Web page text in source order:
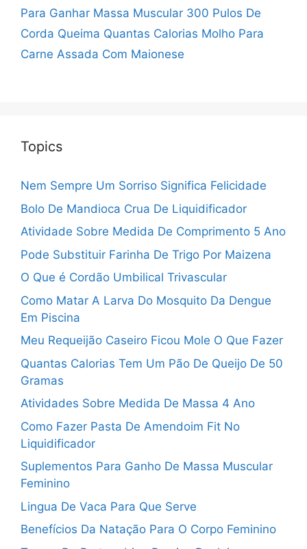
Para Ganhar Massa Muscular 300 Pulos De
Corda Queima Quantas Calorias Molho Para
Carne Assada Com Maionese
Topics
Nem Sempre Um Sorriso Significa Felicidade
Bolo De Mandioca Crua De Liquidificador
Atividade Sobre Medida De Comprimento 5 Ano
Pode Substituir Farinha De Trigo Por Maizena
O Que é Cordão Umbilical Trivascular
Como Matar A Larva Do Mosquito Da Dengue
Em Piscina
Meu Requeijão Caseiro Ficou Mole O Que Fazer
Quantas Calorias Tem Um Pão De Queijo De 50
Gramas
Atividades Sobre Medida De Massa 4 Ano
Como Fazer Pasta De Amendoim Fit No
Liquidificador
Suplementos Para Ganho De Massa Muscular
Feminino
Lingua De Vaca Para Que Serve
Benefícios Da Natação Para O Corpo Feminino